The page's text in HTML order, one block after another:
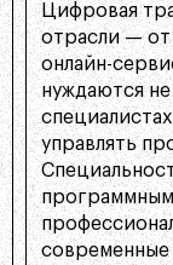
Цифровая
отрасли —
онлайн-
нуждаются
управлять
современные